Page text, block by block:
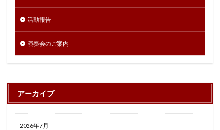
活動報告
演奏会のご案内
アーカイブ
2026年7月